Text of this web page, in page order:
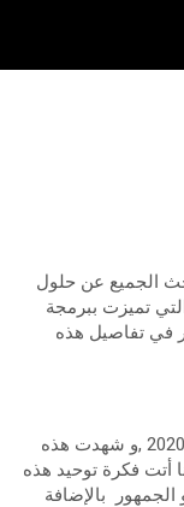
الجميع عن حلول
تميزت ببرمجة
في تفاصيل هذه
أفلامنا هي منصة أفلام مجانية أطلقتها بيروت دي سي منذ الحجر الصحي الأول في 2020 ,و شهدت هذه
أتت فكرة توحيد هذه
بالإضافة